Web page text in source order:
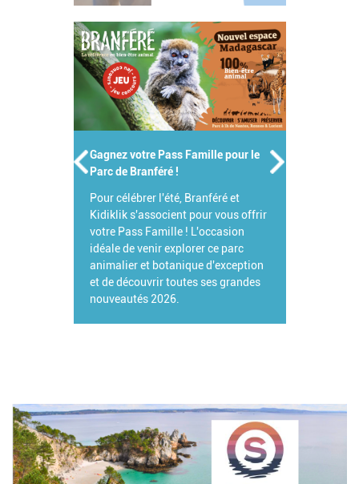
Gagnez votre Pass Famille pour le
Parc de Branféré !
Pour célébrer l'été, Branféré et
Kidiklik s'associent pour vous offrir
votre Pass Famille ! L'occasion
idéale de venir explorer ce parc
animalier et botanique d'exception
et de découvrir toutes ses grandes
nouveautés 2026.